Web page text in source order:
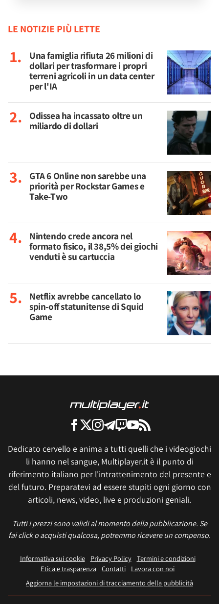
LE NOTIZIE PIÙ LETTE
Una famiglia rifiuta 26 milioni di
dollari per trasformare i propri
terreni agricoli in un data center
per l'IA
Odissea ha incassato oltre un
miliardo di dollari
GTA 6 Online non sarebbe una
priorità per Rockstar Games e
Take-Two
Nintendo crede ancora nel
formato fisico, il 38,5% dei giochi
venduti è su cartuccia
Netflix avrebbe cancellato lo
spin-off statunitense di Squid
Game
Dedicato cervello e anima a tutti quelli che i videogiochi
li hanno nel sangue, Multiplayer.it è il punto di
riferimento italiano per l'intrattenimento del presente e
del futuro. Preparatevi ad essere stupiti ogni giorno con
articoli, news, video, live e produzioni geniali.
Tutti i prezzi sono validi al momento della pubblicazione. Se
fai click o acquisti qualcosa, potremmo ricevere un compenso.
Informativa sui cookie Privacy Policy
Termini e condizioni
Etica e trasparenza Contatti
Lavora con noi
Aggiorna le impostazioni di tracciamento della pubblicità